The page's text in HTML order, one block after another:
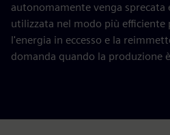
autonomamente venga sprecata
utilizzata nel modo più efficiente
l'energia in eccesso e la
domanda quando la produzione